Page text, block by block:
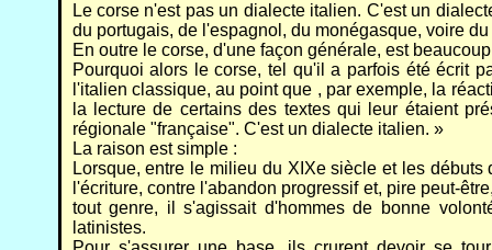
Le corse n'est pas un dialecte italien. C'est un
du portugais, de l'espagnol, du monégasque, voire
En outre le corse, d'une façon générale, est
Pourquoi alors le corse, tel qu'il a parfois été écrit
l'italien classique, au point que , par exemple, la
la lecture de certains des textes qui leur étaient
régionale "française". C'est un dialecte italien. »
La raison est simple :
Lorsque, entre le milieu du XIXe siècle et les
l'écriture, contre l'abandon progressif et, pire peut-
tout genre, il s'agissait d'hommes de bonne
latinistes.